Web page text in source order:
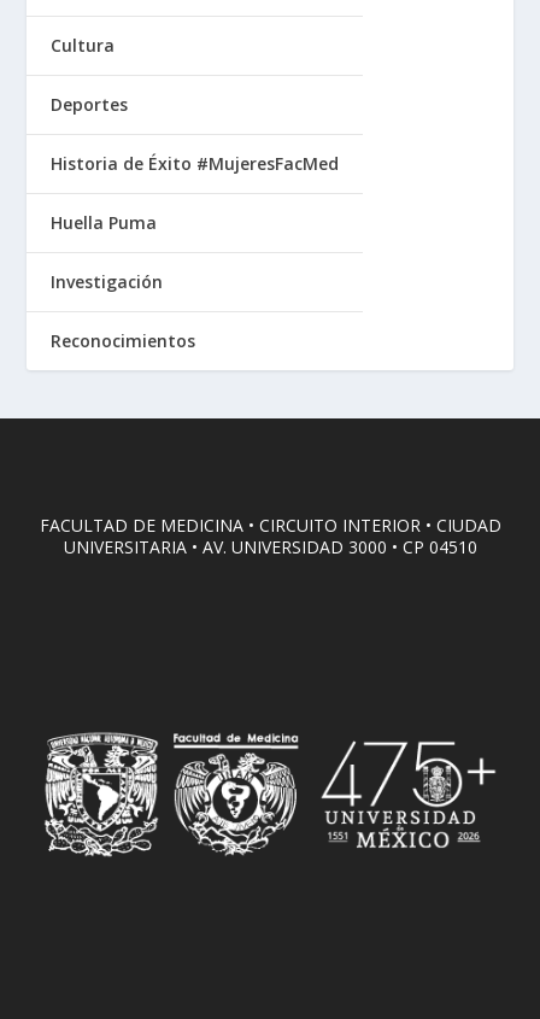
Cultura
Deportes
Historia de Éxito #MujeresFacMed
Huella Puma
Investigación
Reconocimientos
FACULTAD DE MEDICINA • CIRCUITO INTERIOR • CIUDAD
UNIVERSITARIA • AV. UNIVERSIDAD 3000 • CP 04510